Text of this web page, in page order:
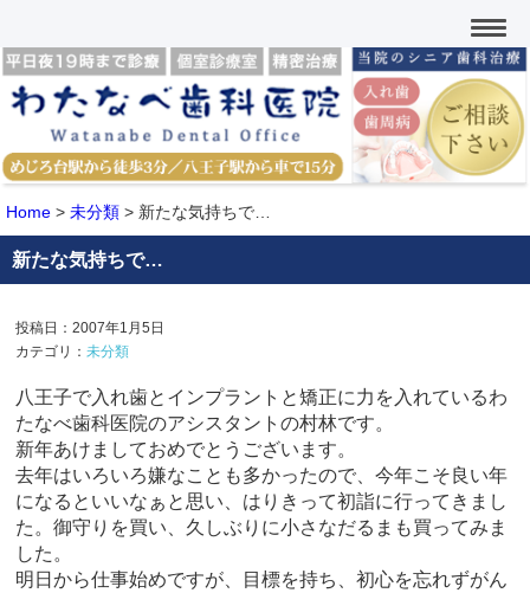
Home > 未分類 > 新たな気持ちで…
新たな気持ちで…
投稿日：2007年1月5日
カテゴリ：未分類
八王子で入れ歯とインプラントと矯正に力を入れているわ
たなべ歯科医院のアシスタントの村林です。
新年あけましておめでとうございます。
去年はいろいろ嫌なことも多かったので、今年こそ良い年
になるといいなぁと思い、はりきって初詣に行ってきまし
た。御守りを買い、久しぶりに小さなだるまも買ってみま
した。
明日から仕事始めですが、目標を持ち、初心を忘れずがん